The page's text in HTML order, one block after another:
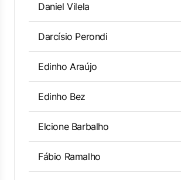
Daniel Vilela
Darcísio Perondi
Edinho Araújo
Edinho Bez
Elcione Barbalho
Fábio Ramalho